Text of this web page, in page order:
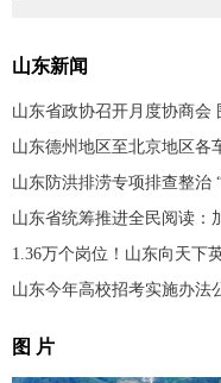
山东新闻
山东德州地区至北京地区各
山东防洪排涝专项排查整治
山东省统筹推进全民阅读：
1.36万个岗位！山东向天下
山东今年高校招考实施办法
图 片